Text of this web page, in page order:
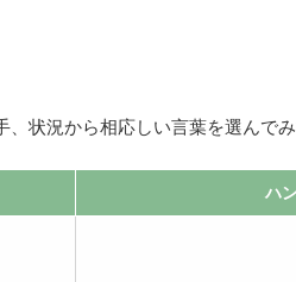
状況から相応しい言葉を選んでみ
ハ